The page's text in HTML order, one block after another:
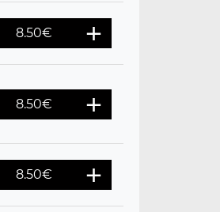
8.50€
8.50€
8.50€